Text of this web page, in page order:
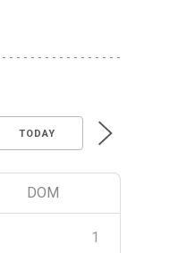
TODAY
DOM
1